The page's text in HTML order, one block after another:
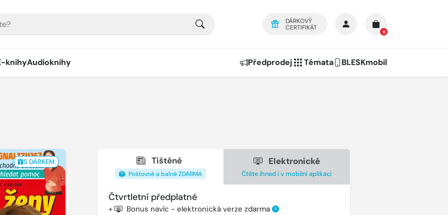
DÁRKOVÝ
CERTIFIKÁT
0
knihyAudioknihy Předprodej Témata BLESKmobil
S DÁRKEM Tištěné
Poštovné a balné ZDARMA
Elektronické
Čtěte ihned i v mobilní aplikaci
Čtvrtletní předplatné
+ Bonus navíc - elektronická verze zdarma ?